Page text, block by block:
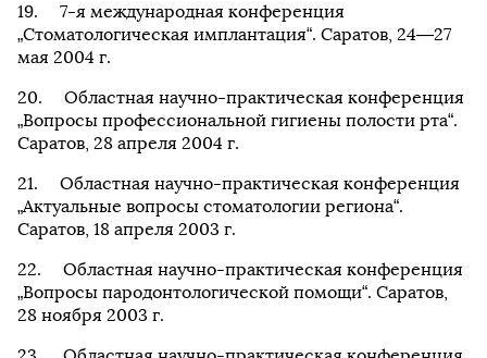
7-я международная конференция
„Стоматологическая имплантация“. Саратов, 24—27
мая 2004 г.
Областная научно-практическая конференция
„Вопросы профессиональной гигиены полости рта“.
Саратов, 28 апреля 2004 г.
Областная научно-практическая конференция
„Актуальные вопросы стоматологии региона“.
Саратов, 18 апреля 2003 г.
Областная научно-практическая конференция
„Вопросы пародонтологической помощи“. Саратов,
28 ноября 2003 г.